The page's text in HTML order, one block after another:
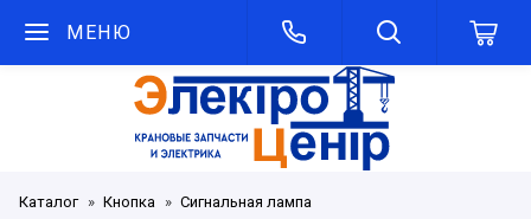
МЕНЮ
Каталог Кнопка
Сигнальная лампа